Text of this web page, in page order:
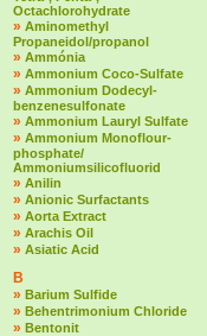
Octachlorohydrate
» Aminomethyl
Propaneidol/propanol
» Ammónia
» Ammonium Coco-Sulfate
» Ammonium Dodecyl-
benzenesulfonate
» Ammonium Lauryl Sulfate
» Ammonium Monoflour-
phosphate/
Ammoniumsilicofluorid
» Anilin
» Anionic Surfactants
» Aorta Extract
» Arachis Oil
» Asiatic Acid
B
» Barium Sulfide
» Behentrimonium Chloride
» Bentonit